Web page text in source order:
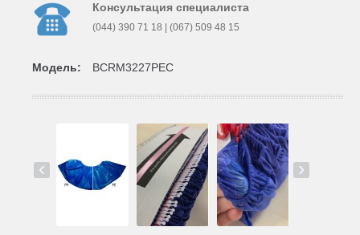
Консультация специалиста
(044) 390 71 18 | (067) 509 48 15
Модель: BCRM3227PEC
‹ ›